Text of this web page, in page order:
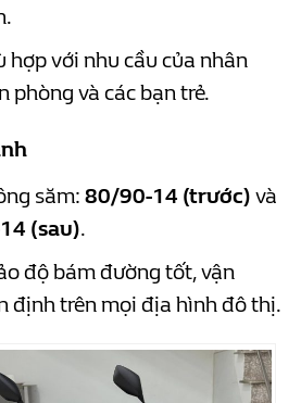
hợp với nhu cầu của nhân
phòng và các bạn trẻ.
săm: 80/90-14 (trước) và
(sau).
độ bám đường tốt, vận
định trên mọi địa hình đô thị.